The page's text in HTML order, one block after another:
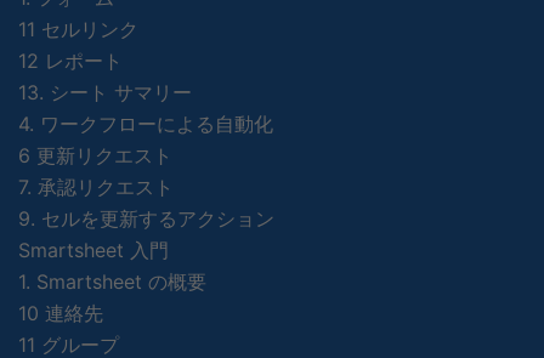
11 セルリンク
12 レポート
13. シート サマリー
4. ワークフローによる自動化
6 更新リクエスト
7. 承認リクエスト
9. セルを更新するアクション
Smartsheet 入門
1. Smartsheet の概要
10 連絡先
11 グループ